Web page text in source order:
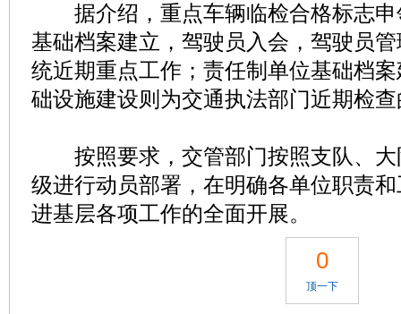
据介绍，重点车辆临检合格标志申
基础档案建立，驾驶员入会，驾驶员
统近期重点工作；责任制单位基础档
础设施建设则为交通执法部门近期检
按照要求，交管部门按照支队、大
级进行动员部署，在明确各单位职责
进基层各项工作的全面开展。
0
顶一下